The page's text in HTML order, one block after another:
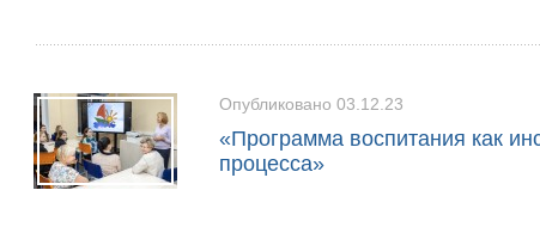
Опубликовано 03.12.23
«Программа воспитания как
процесса»